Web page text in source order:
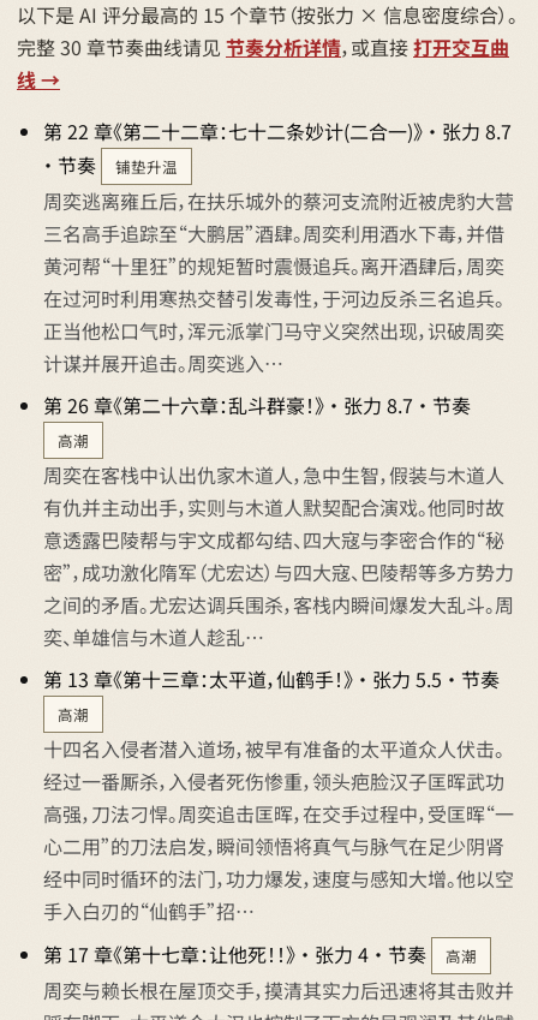
以下是 AI 评分最高的 15 个章节（按张力 × 信息密度综合）。
完整 30 章节奏曲线请见 节奏分析详情，或直接打开交互曲
线 →
第 22 章《第二十二章：七十二条妙计(二合一)》 · 张力 8.7
· 节奏
铺垫升温
周奕逃离雍丘后，在扶乐城外的蔡河支流附近被虎豹大营
三名高手追踪至“大鹏居”酒肆。周奕利用酒水下毒，并借
黄河帮“十里狂”的规矩暂时震慑追兵。离开酒肆后，周奕
在过河时利用寒热交替引发毒性，于河边反杀三名追兵。
正当他松口气时，浑元派掌门马守义突然出现，识破周奕
计谋并展开追击。周奕逃入…
第 26 章《第二十六章：乱斗群豪！》 · 张力 8.7 · 节奏
高潮
周奕在客栈中认出仇家木道人，急中生智，假装与木道人
有仇并主动出手，实则与木道人默契配合演戏。他同时故
意透露巴陵帮与宇文成都勾结、四大寇与李密合作的“秘
密”，成功激化隋军（尤宏达）与四大寇、巴陵帮等多方势力
之间的矛盾。尤宏达调兵围杀，客栈内瞬间爆发大乱斗。周
奕、单雄信与木道人趁乱…
第 13 章《第十三章：太平道，仙鹤手！》 · 张力 5.5 · 节奏
高潮
十四名入侵者潜入道场，被早有准备的太平道众人伏击。
经过一番厮杀，入侵者死伤惨重，领头疤脸汉子匡晖武功
高强，刀法刁悍。周奕追击匡晖，在交手过程中，受匡晖“一
心二用”的刀法启发，瞬间领悟将真气与脉气在足少阴肾
经中同时循环的法门，功力爆发，速度与感知大增。他以空
手入白刃的“仙鹤手”招…
第 17 章《第十七章：让他死！！》 · 张力 4 · 节奏
高潮
周奕与赖长根在屋顶交手，摸清其实力后迅速将其击败并